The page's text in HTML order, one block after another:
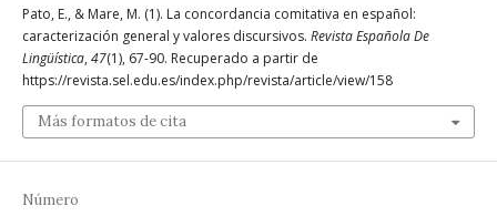
Pato, E., & Mare, M. (1). La concordancia comitativa en español:
caracterización general y valores discursivos. Revista Española De
Lingüística, 47(1), 67-90. Recuperado a partir de
https://revista.sel.edu.es/index.php/revista/article/view/158
Más formatos de cita
Número